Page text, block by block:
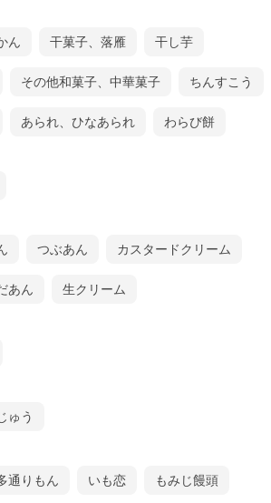
ん 干菓子、落雁 干し芋
その他和菓子、中華菓子 ちんすこう
あられ、ひなあられ わらび餅
つぶあん カスタードクリーム
あん 生クリーム
ゅう
通りもん いも恋 もみじ饅頭